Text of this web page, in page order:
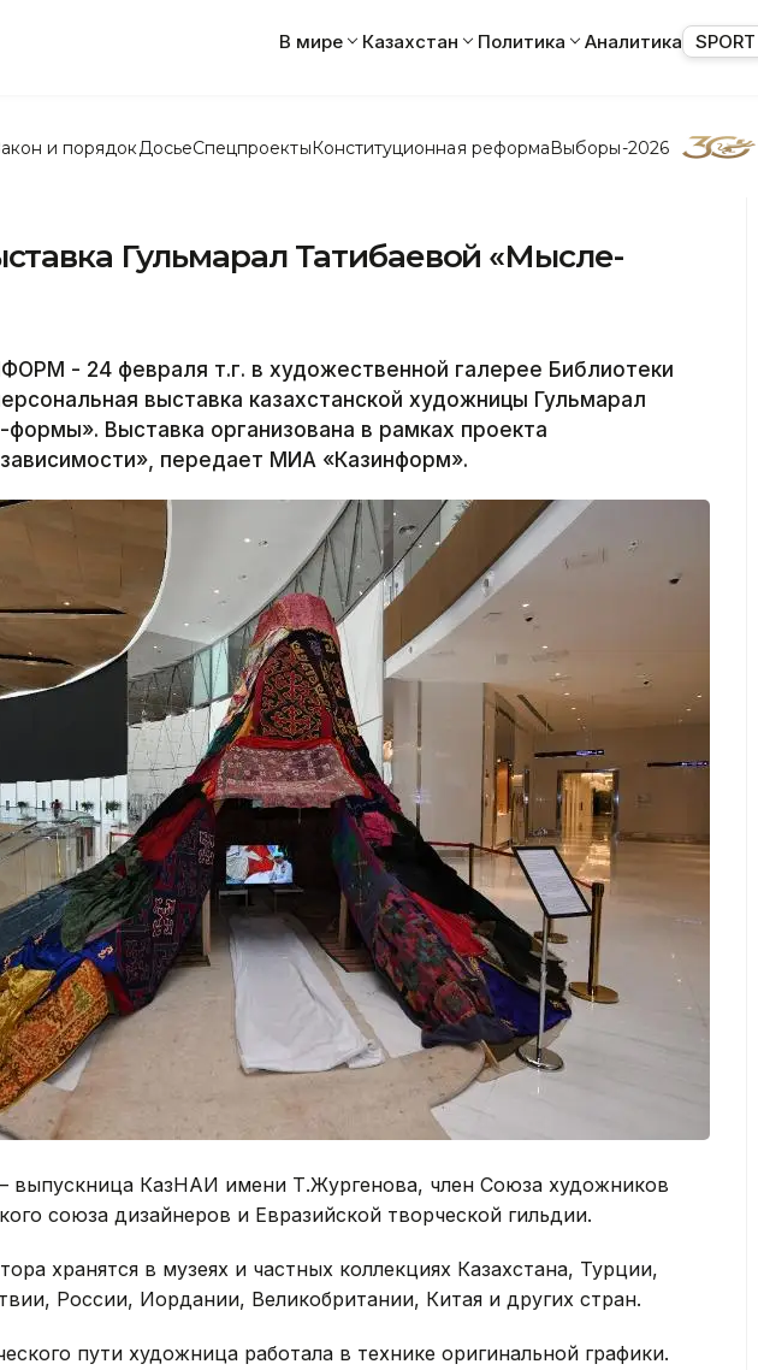
В мире Казахстан Политика Аналитика SPORT
и порядок ДосьеСпецпроектыКонституционная реформаВыборы-2026
Гульмарал Татибаевой «Мысле-
- 24 февраля т.г. в художественной галерее Библиотеки
выставка казахстанской художницы Гульмарал
Выставка организована в рамках проекта
передает МИА «Казинформ».
– выпускница КазНАИ имени Т.Жургенова, член Союза художников
союза дизайнеров и Евразийской творческой гильдии.
хранятся в музеях и частных коллекциях Казахстана, Турции,
России, Иордании, Великобритании, Китая и других стран.
пути художница работала в технике оригинальной графики.